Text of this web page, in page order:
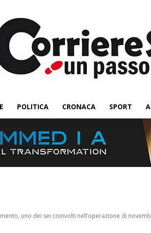
POLITICA CRONACA SPORT
uno dei sei coinvolti nell’operazione di